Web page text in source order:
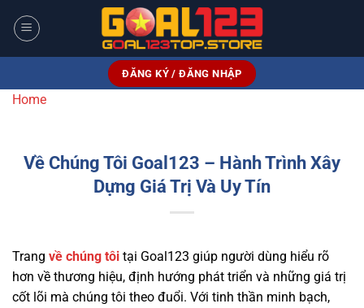
qua
ĐĂNG KÝ / ĐĂNG NHẬP
Home
Về Chúng Tôi Goal123 – Hành Trình Xây
Dựng Giá Trị Và Uy Tín
Trang về chúng tôi tại Goal123 giúp người dùng hiểu rõ
hơn về thương hiệu, định hướng phát triển và những giá trị
cốt lõi mà chúng tôi theo đuổi. Với tinh thần minh bạch,